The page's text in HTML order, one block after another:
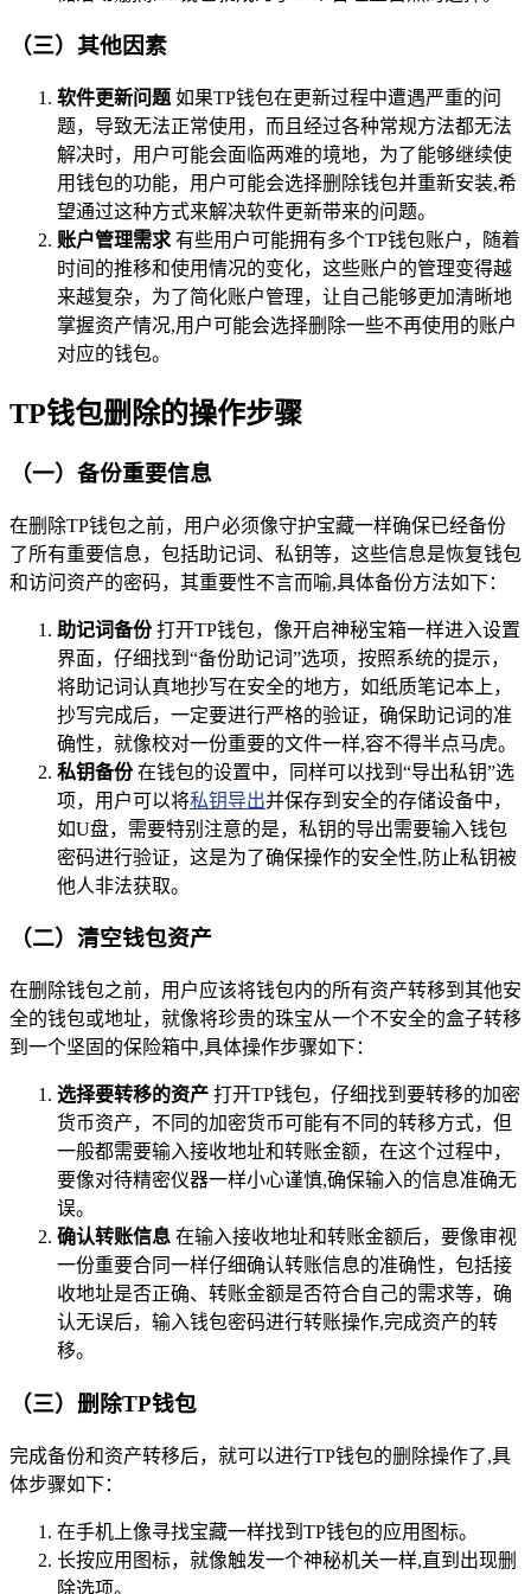
（三）其他因素
软件更新问题 如果TP钱包在更新过程中遭遇严重的问
题，导致无法正常使用，而且经过各种常规方法都无法
解决时，用户可能会面临两难的境地，为了能够继续使
用钱包的功能，用户可能会选择删除钱包并重新安装,希
望通过这种方式来解决软件更新带来的问题。
账户管理需求 有些用户可能拥有多个TP钱包账户，随着
时间的推移和使用情况的变化，这些账户的管理变得越
来越复杂，为了简化账户管理，让自己能够更加清晰地
掌握资产情况,用户可能会选择删除一些不再使用的账户
对应的钱包。
TP钱包删除的操作步骤
（一）备份重要信息
在删除TP钱包之前，用户必须像守护宝藏一样确保已经备份
了所有重要信息，包括助记词、私钥等，这些信息是恢复钱包
和访问资产的密码，其重要性不言而喻,具体备份方法如下：
助记词备份打开TP钱包，像开启神秘宝箱一样进入设置
界面，仔细找到“备份助记词”选项，按照系统的提示，
将助记词认真地抄写在安全的地方，如纸质笔记本上，
抄写完成后，一定要进行严格的验证，确保助记词的准
确性，就像校对一份重要的文件一样,容不得半点马虎。
私钥备份在钱包的设置中，同样可以找到“导出私钥”选
项，用户可以将私钥导出并保存到安全的存储设备中，
如U盘，需要特别注意的是，私钥的导出需要输入钱包
密码进行验证，这是为了确保操作的安全性,防止私钥被
他人非法获取。
（二）清空钱包资产
在删除钱包之前，用户应该将钱包内的所有资产转移到其他安
全的钱包或地址，就像将珍贵的珠宝从一个不安全的盒子转移
到一个坚固的保险箱中,具体操作步骤如下：
选择要转移的资产 打开TP钱包，仔细找到要转移的加密
货币资产，不同的加密货币可能有不同的转移方式，但
一般都需要输入接收地址和转账金额，在这个过程中，
要像对待精密仪器一样小心谨慎,确保输入的信息准确无
误。
确认转账信息 在输入接收地址和转账金额后，要像审视
一份重要合同一样仔细确认转账信息的准确性，包括接
收地址是否正确、转账金额是否符合自己的需求等，确
认无误后，输入钱包密码进行转账操作,完成资产的转
移。
（三）删除TP钱包
完成备份和资产转移后，就可以进行TP钱包的删除操作了,具
体步骤如下：
在手机上像寻找宝藏一样找到TP钱包的应用图标。
长按应用图标，就像触发一个神秘机关一样,直到出现删
除选项。